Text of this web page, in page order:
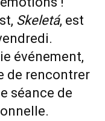
Skeletá, est
événement,
de rencontrer
séance de